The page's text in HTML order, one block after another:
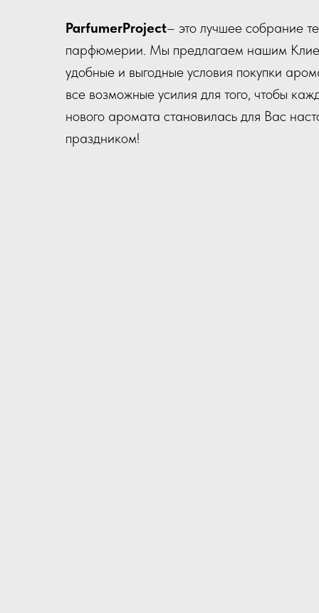
ParfumerProject– это лучшее собрание
парфюмерии. Мы предлагаем нашим
удобные и выгодные условия покупки
все возможные усилия для того, чтобы
нового аромата становилась для Вас
праздником!